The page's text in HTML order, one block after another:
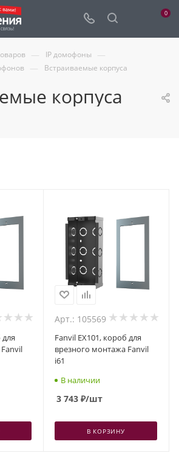
0
— IP домофоны —
— Встраиваемые корпуса
корпуса
Арт.: 105569
Fanvil EX101, короб для
врезного монтажа Fanvil
i61
В наличии
3 743₽/шт
В КОРЗИНУ